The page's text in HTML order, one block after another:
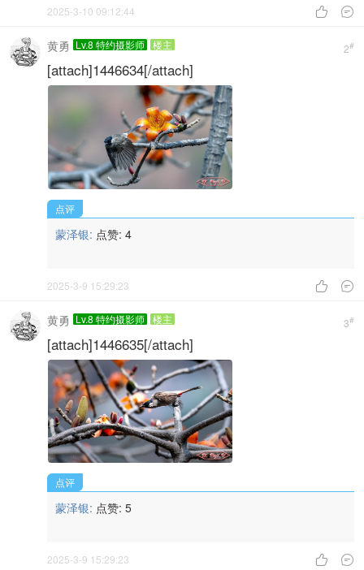
 
2025-3-10 09:12:44
2#
黄勇 Lv.8 特约摄影师 楼主
[attach]1446634[/attach]
点评
蒙泽银: 点赞: 4
 
2025-3-9 15:29:23
3#
黄勇 Lv.8 特约摄影师 楼主
[attach]1446635[/attach]
点评
蒙泽银: 点赞: 5
 
2025-3-9 15:29:23